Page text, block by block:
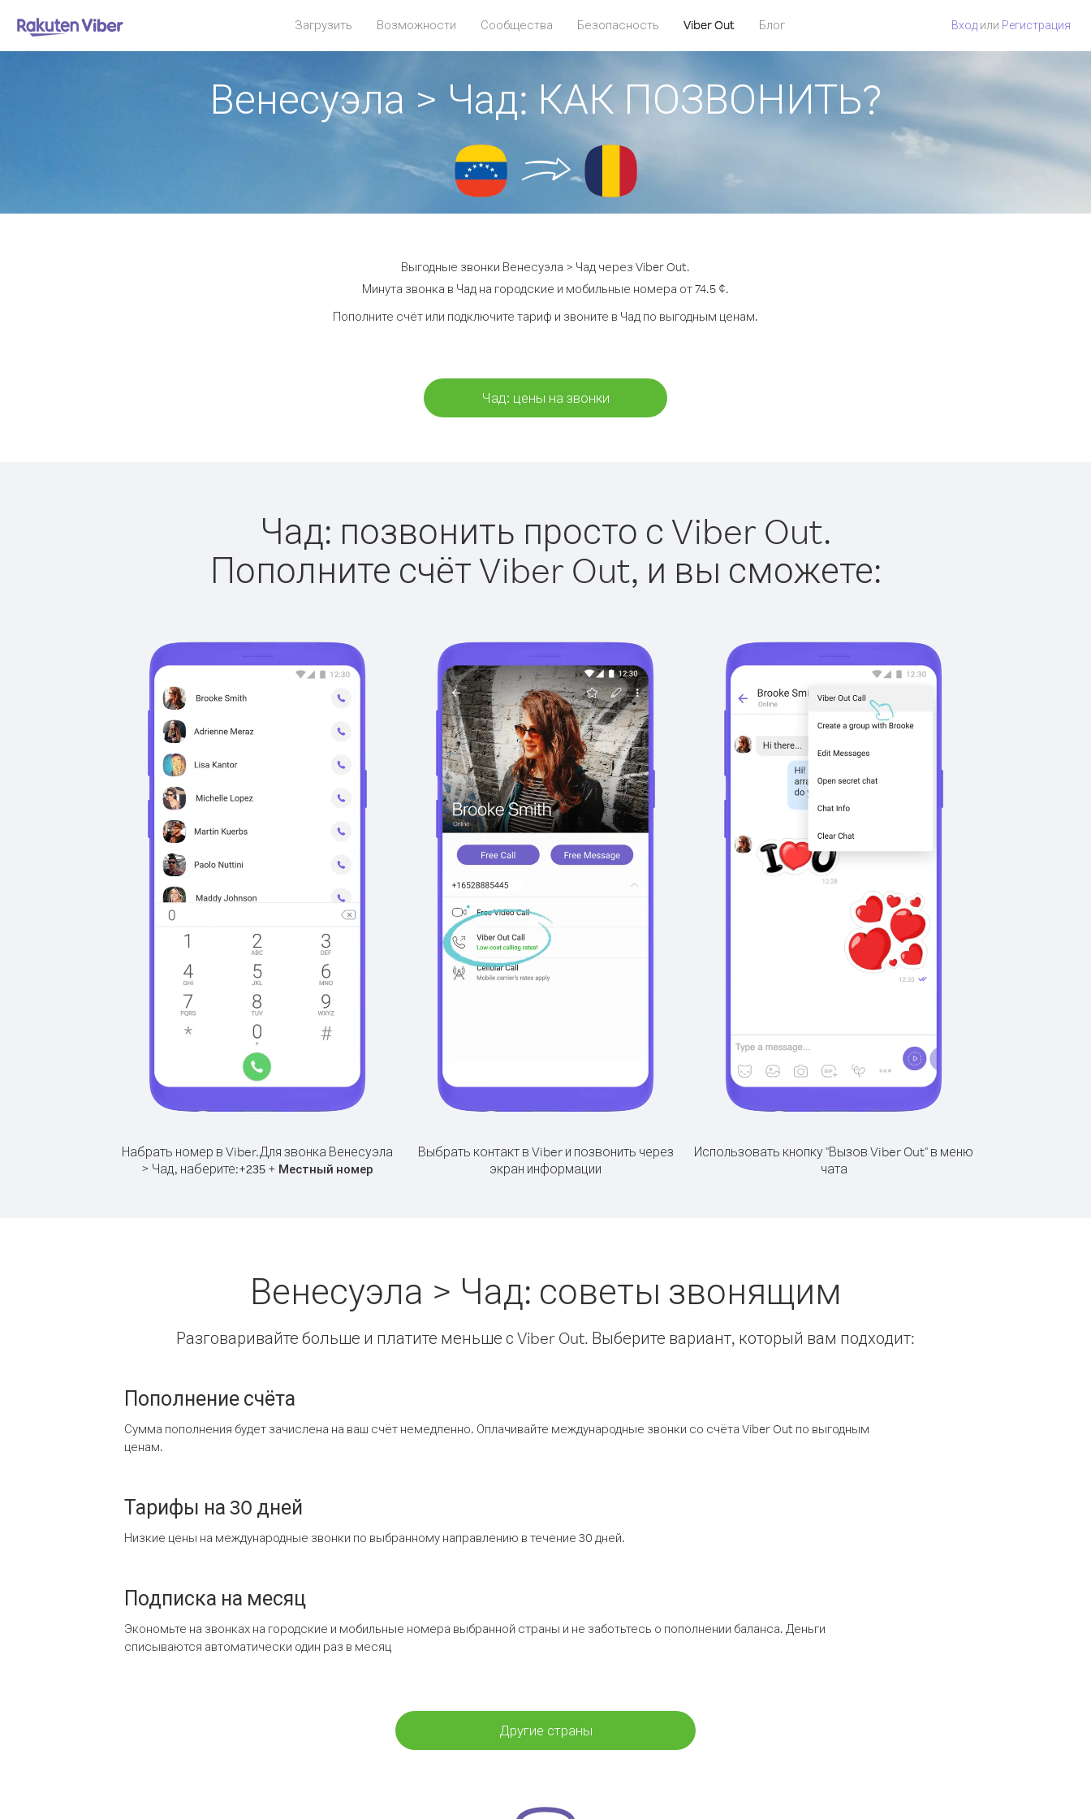
Загрузить Возможности Сообщества Безопасность Viber Out Блог Вход или Регистрация
Венесуэла > Чад: КАК ПОЗВОНИТЬ?
Выгодные звонки Венесуэла > Чад через Viber Out.
Минута звонка в Чад на городские и мобильные номера от 74.5 ¢.
Пополните счёт или подключите тариф и звоните в Чад по выгодным ценам.
Чад: цены на звонки
Чад: позвонить просто с Viber Out.
Пополните счёт Viber Out, и вы сможете:
Набрать номер в Viber.Для звонка Венесуэла
> Чад, наберите:+235 + Местный номер
Выбрать контакт в Viber и позвонить через
экран информации
Использовать кнопку "Вызов Viber Out" в меню
чата
Венесуэла > Чад: советы звонящим
Разговаривайте больше и платите меньше с Viber Out. Выберите вариант, который вам подходит:
Пополнение счёта
Сумма пополнения будет зачислена на ваш счёт немедленно. Оплачивайте международные звонки со счёта Viber Out по выгодным
ценам.
Тарифы на 30 дней
Низкие цены на международные звонки по выбранному направлению в течение 30 дней.
Подписка на месяц
Экономьте на звонках на городские и мобильные номера выбранной страны и не заботьтесь о пополнении баланса. Деньги
списываются автоматически один раз в месяц
Другие страны